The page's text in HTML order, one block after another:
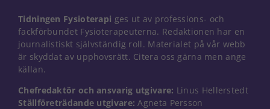
Tidningen Fysioterapi ges ut av professions- och
fackförbundet Fysioterapeuterna. Redaktionen har en
journalistiskt självständig roll. Materialet på vår webb
är skyddat av upphovsrätt. Citera oss gärna men ange
källan.
Chefredaktör och ansvarig utgivare: Linus Hellerstedt
Ställföreträdande utgivare: Agneta Persson